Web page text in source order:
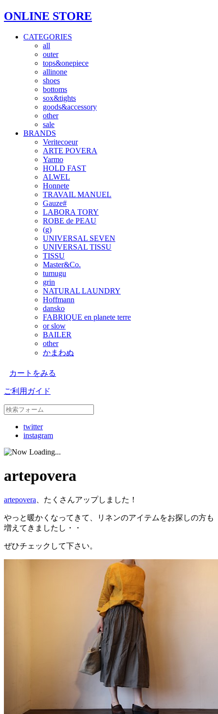
ONLINE STORE
CATEGORIES
all
outer
tops&onepiece
allinone
shoes
bottoms
sox&tights
goods&accessory
other
sale
BRANDS
Veritecoeur
ARTE POVERA
Yarmo
HOLD FAST
ALWEL
Honnete
TRAVAIL MANUEL
Gauze#
LABORA TORY
ROBE de PEAU
(g)
UNIVERSAL SEVEN
UNIVERSAL TISSU
TISSU
Master&Co.
tumugu
grin
NATURAL LAUNDRY
Hoffmann
dansko
FABRIQUE en planete terre
or slow
BAILER
other
かまわぬ
カートをみる
ご利用ガイド
twitter
instagram
artepovera
artepovera 、たくさんアップしました！
やっと暖かくなってきて、リネンのアイテムをお探しの方も
増えてきましたし・・
ぜひチェックして下さい。